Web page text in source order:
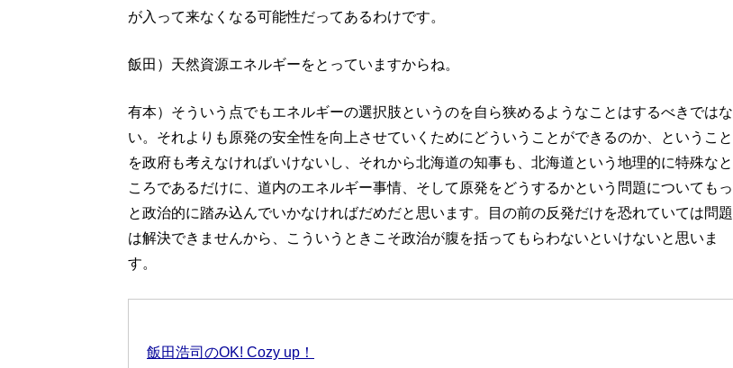
が入って来なくなる可能性だってあるわけです。
飯田）天然資源エネルギーをとっていますからね。
有本）そういう点でもエネルギーの選択肢というのを自ら狭めるようなことはするべきではな
い。それよりも原発の安全性を向上させていくためにどういうことができるのか、ということ
を政府も考えなければいけないし、それから北海道の知事も、北海道という地理的に特殊なと
ころであるだけに、道内のエネルギー事情、そして原発をどうするかという問題についてもっ
と政治的に踏み込んでいかなければだめだと思います。目の前の反発だけを恐れていては問題
は解決できませんから、こういうときこそ政治が腹を括ってもらわないといけないと思いま
す。
飯田浩司のOK! Cozy up！